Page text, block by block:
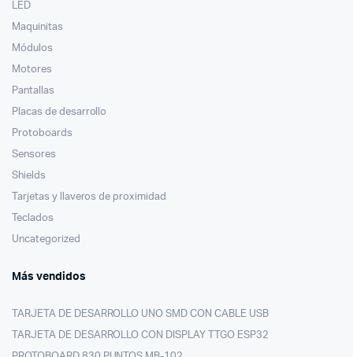
LED
Maquinitas
Módulos
Motores
Pantallas
Placas de desarrollo
Protoboards
Sensores
Shields
Tarjetas y llaveros de proximidad
Teclados
Uncategorized
Más vendidos
TARJETA DE DESARROLLO UNO SMD CON CABLE USB
TARJETA DE DESARROLLO CON DISPLAY TTGO ESP32